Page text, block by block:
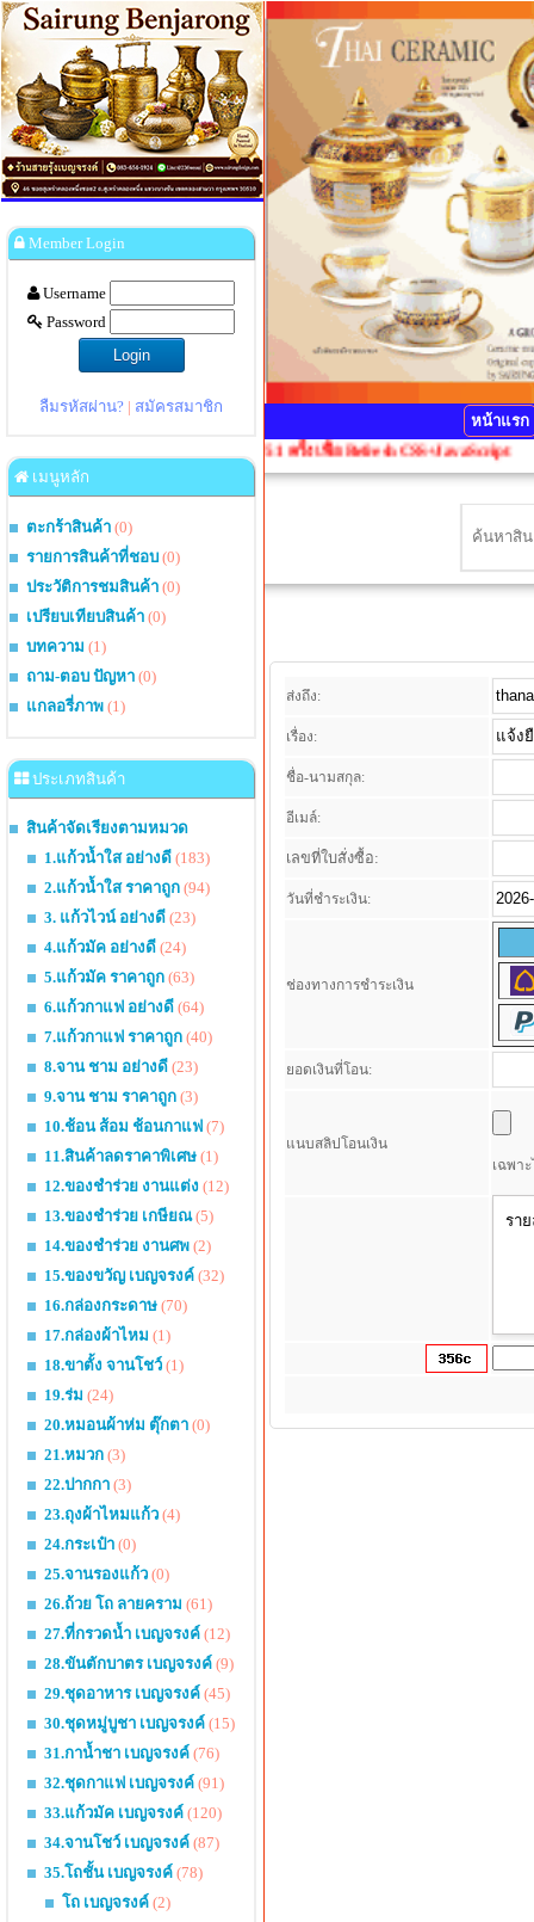
Member Login
Username
Password
ลืมรหัสผ่าน? | สมัครสมาชิก
เมนูหลัก
ตะกร้าสินค้า (0)
รายการสินค้าที่ชอบ (0)
ประวัติการชมสินค้า (0)
เปรียบเทียบสินค้า (0)
บทความ (1)
ถาม-ตอบ ปัญหา (0)
แกลอรี่ภาพ (1)
ประเภทสินค้า
สินค้าจัดเรียงตามหมวด
1.แก้วน้ำใส อย่างดี (183)
2.แก้วน้ำใส ราคาถูก (94)
3. แก้วไวน์ อย่างดี (23)
4.แก้วมัค อย่างดี (24)
5.แก้วมัค ราคาถูก (63)
6.แก้วกาแฟ อย่างดี (64)
7.แก้วกาแฟ ราคาถูก (40)
8.จาน ชาม อย่างดี (23)
9.จาน ชาม ราคาถูก (3)
10.ช้อน ส้อม ช้อนกาแฟ (7)
11.สินค้าลดราคาพิเศษ (1)
12.ของชำร่วย งานแต่ง (12)
13.ของชำร่วย เกษียณ(5)
14.ของชำร่วย งานศพ (2)
15.ของขวัญ เบญจรงค์ (32)
16.กล่องกระดาษ (70)
17.กล่องผ้าไหม (1)
18.ขาตั้ง จานโชว์ (1)
19.ร่ม (24)
20.หมอนผ้าห่ม ตุ๊กตา (0)
21.หมวก (3)
22.ปากกา (3)
23.ถุงผ้าไหมแก้ว (4)
24.กระเป๋า (0)
25.จานรองแก้ว (0)
26.ถ้วย โถ ลายคราม (61)
27.ที่กรวดน้ำ เบญจรงค์ (12)
28.ขันตักบาตร เบญจรงค์ (9)
29.ชุดอาหาร เบญจรงค์ (45)
30.ชุดหมู่บูชา เบญจรงค์ (15)
31.กาน้ำชา เบญจรงค์ (76)
32.ชุดกาแฟ เบญจรงค์ (91)
33.แก้วมัค เบญจรงค์ (120)
34.จานโชว์ เบญจรงค์ (87)
35.โถชั้น เบญจรงค์ (78)
โถ เบญจรงค์ (2)
หน้าแรก
ผิดเพี้ยน กรุณากดปุ่ม Ctrl+F5 1 ครั้งเพื่อ Refresh CSS+JavaScript
ส่งถึง:
เรื่อง:
ชื่อ-นามสกุล:
อีเมล์:
เลขที่ใบสั่งซื้อ:
วันที่ชำระเงิน:
ช่องทางการชำระเงิน
ยอดเงินที่โอน:
แนบสลิปโอนเงิน
เฉพา